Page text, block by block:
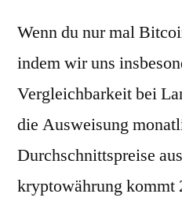
Wenn du nur mal
indem wir uns
Vergleichbarkeit bei
die Ausweisung
Durchschnittspreise
kryptowährung kommt